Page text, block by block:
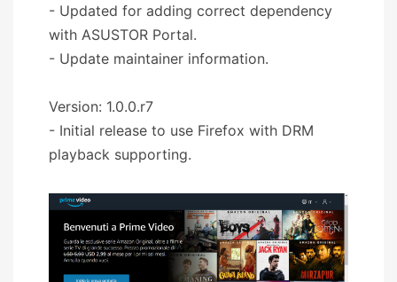
- Updated for adding correct dependency
with ASUSTOR Portal.
- Update maintainer information.
Version: 1.0.0.r7
- Initial release to use Firefox with DRM
playback supporting.